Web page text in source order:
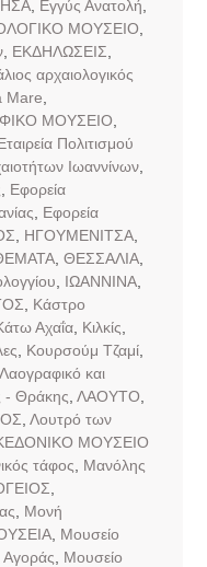
, Εγγύς Ανατολή
ΜΟΥΣΕΙΟ
, ΕΚΔΗΛΩΣΕΙΣ
αρχαιολογικός
Mare
ΜΟΥΣΕΙΟ
Πολιτισμού
Ιωαννίνων,
Εφορεία
Εφορεία
ΗΓΟΥΜΕΝΙΤΣΑ,
, ΘΕΣΣΑΛΙΑ,
ΙΩΑΝΝΙΝΑ,
Κάστρο
Αχαΐα, Κιλκίς
Κουρσούμ Τζαμί,
Λαογραφικό και
- Θράκης ΛΑΟΥΤΟ
Λουτρό των
ΜΟΥΣΕΙΟ
τάφος
Μανόλης
Μονή
, Μουσείο
Αγοράς
Μουσείο